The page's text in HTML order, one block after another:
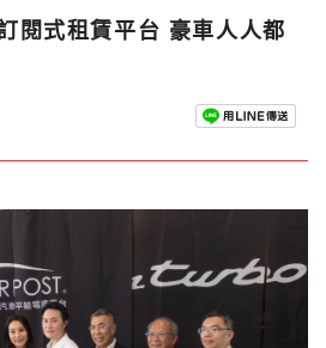
閱式租賃平台 豪車人人都